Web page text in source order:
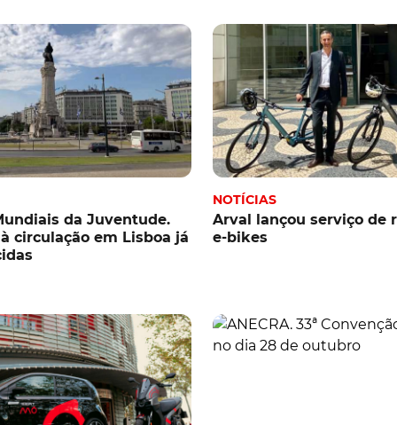
da Juventude.
circulação em Lisboa já
NOTÍCIAS
Arval lançou serviço de
e-bikes